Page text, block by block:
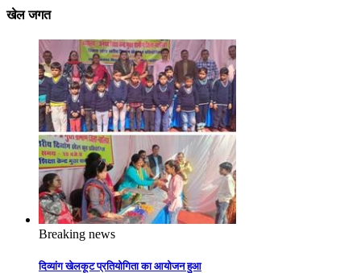
खेल जगत
Breaking news
दिव्यांग खेलकूट प्रतियोगिता का आयोजन हुआ